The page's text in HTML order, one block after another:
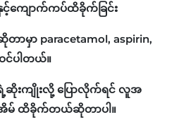
ကျောက်ကပ်ထိခိုက်ခြင်း
မှာ paracetamol, aspirin,
င်ပါတယ်။
းကျိုးလို့ ပြောလိုက်ရင် လူအ
ာအိမ် ထိခိုက်တယ်ဆိုတာပါ။